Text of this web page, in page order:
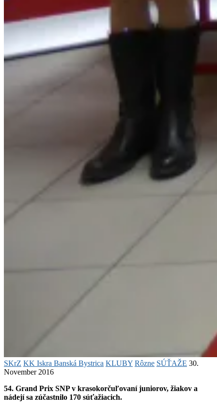
SKrZ KK Iskra Banská Bystrica KLUBY Rôzne SÚŤAŽE 30.
November 2016
54. Grand Prix SNP v krasokorčuľovaní juniorov, žiakov a
nádejí sa zúčastnilo 170 súťažiacich.